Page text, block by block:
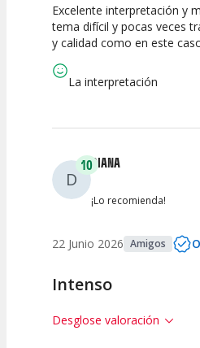
10
Calidad del
10
Puesta en
Excelente interpretación y
tema difícil y pocas veces
y calidad como en este
La interpretación
D
10DIANA
¡Lo recomienda!
22 Junio 2026 Amigos
Intenso
Desglose valoración